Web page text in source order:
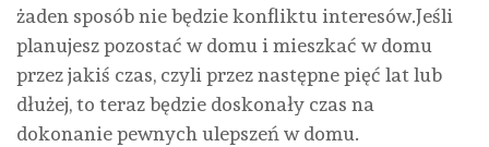
żaden sposób nie będzie konfliktu interesów.Jeśli
planujesz pozostać w domu i mieszkać w domu
przez jakiś czas, czyli przez następne pięć lat lub
dłużej, to teraz będzie doskonały czas na
dokonanie pewnych ulepszeń w domu.